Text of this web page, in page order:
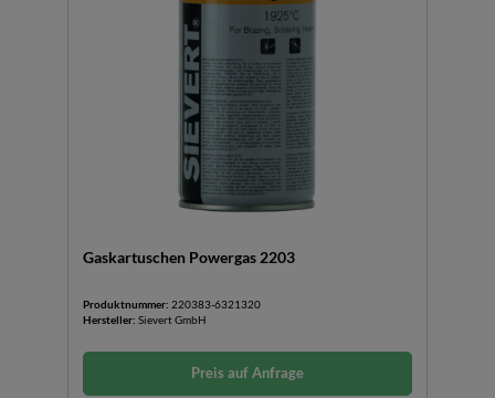
Gaskartuschen Powergas 2203
Produktnummer: 220383-6321320
Hersteller: Sievert GmbH
Preis auf Anfrage